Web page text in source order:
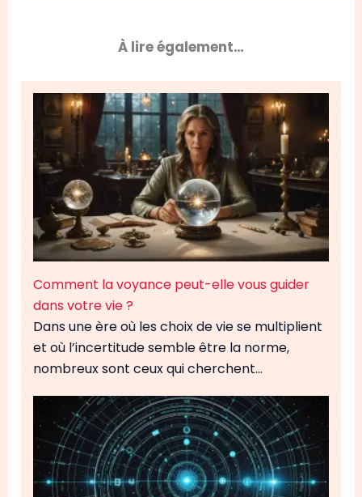
À lire également…
Comment la voyance peut-elle vous guider
dans votre vie ?
Dans une ère où les choix de vie se multiplient
et où l’incertitude semble être la norme,
nombreux sont ceux qui cherchent…